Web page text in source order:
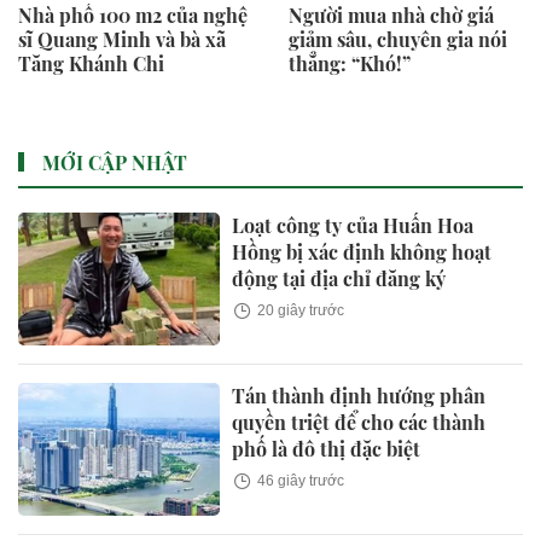
Nhà phố 100 m2 của nghệ
sĩ Quang Minh và bà xã
Tăng Khánh Chi
Người mua nhà chờ giá
giảm sâu, chuyên gia nói
thẳng: “Khó!”
MỚI CẬP NHẬT
Loạt công ty của Huấn Hoa
Hồng bị xác định không hoạt
động tại địa chỉ đăng ký
20 giây trước
Tán thành định hướng phân
quyền triệt để cho các thành
phố là đô thị đặc biệt
46 giây trước